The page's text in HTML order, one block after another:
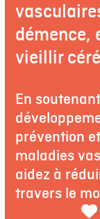
démence,
vieillir
En
prévention
maladies
aidez à
travers le